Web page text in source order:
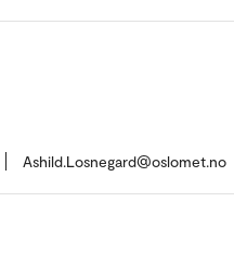
Ashild.Losnegard@oslomet.no